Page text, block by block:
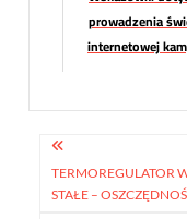
prowadzenia
internetowej
Nawigacja
wpisu
TERMOREGULATOR
STAŁE –